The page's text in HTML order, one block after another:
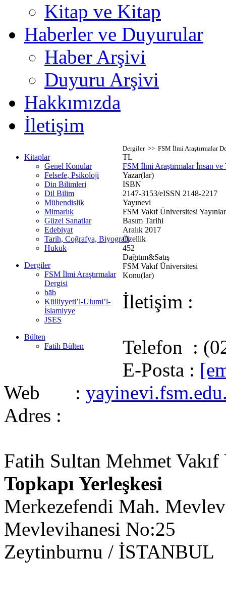
Kitap ve Kitap
Haberler ve Duyurular
Haber Arşivi
Duyuru Arşivi
Hakkımızda
İletişim
Kitaplar
Genel Konular
Felsefe, Psikoloji
Din Bilimleri
Dil Bilim
Mühendislik
Mimarlık
Güzel Sanatlar
Edebiyat
Tarih, Coğrafya, Biyografi
Hukuk
Dergiler
FSM İlmi Araştırmalar
Dergisi
bāb
Külliyyeti’l-Ulumi’l-
İslamiyye
JSES
Bülten
Fatih Bülten
Dergiler >> FSM İlmi Araştırmalar
TL
FSM İlmi Araştırmalar İnsan
Yazar(lar)
ISBN
2147-3153/eISSN 2148-2217
Yayınevi
FSM Vakıf Üniversitesi
Basım Tarihi
Aralık 2017
Özellik
452
Dağıtım&Satış
FSM Vakıf Üniversitesi
Konu(lar)
İletişim :
Telefon :
E-Posta :
Web :
Adres :
Fatih Sultan Mehmet Vakıf
Topkapı Yerleşkesi
Merkezefendi Mah.
Mevlevihanesi No:25
Zeytinburnu / İSTANBUL